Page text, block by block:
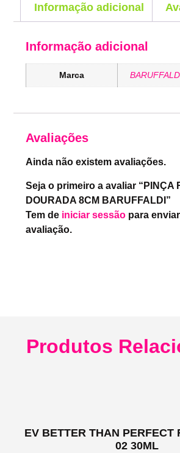
Informação adicional
Informação adicional
Marca
Avaliações
Ainda não existem avaliações.
Seja o primeiro a avaliar “PINÇA
DOURADA 8CM BARUFFALDI”
Tem de iniciar sessão para
avaliação.
Produtos
EV BETTER THAN PERFECT
02 30ML